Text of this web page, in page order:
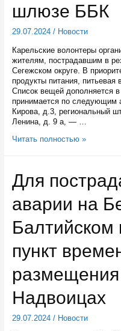
шлюзе ББК
29.07.2024/ Новости
Карельские волонтеры
жителям, пострадавшим в
Сегежском округе. В
продукты питания,
Список вещей дополняется
принимается по следующим
Кирова, д.3,
Ленина, д. 9 а, — …
Объявлен
пострадавшим
от
аварии
на
шлюзе
ББК
Читать полностью »
Для
аварии на
Балтийском
пункт
Надвоицах
29.07.2024/ Новости